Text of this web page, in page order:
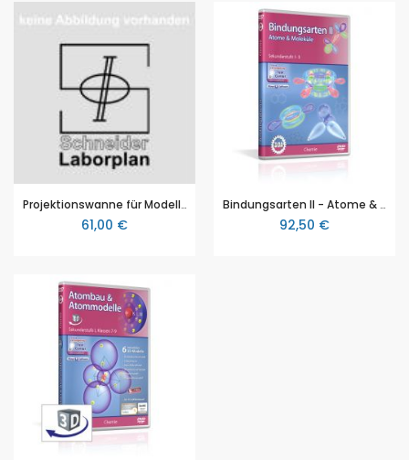
Projektionswanne für Modellexperimente zum Massenspektrographen (Art. 102723) und zum Kern-Hülle Modell von Rutherford (Art. 7600010020)
61,00 €
Bindungsarten II - Atome & Moleküle, Film für den Chemieunterricht, GIDA DVD, Sekundarstufe I-II
92,50 €